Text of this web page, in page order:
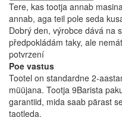
Tere, kas tootja annab
annab, aga teil pole seda
Dobrý den, výrobce dává na
předpokládám taky, ale
potvrzení
Poe vastus
Tootel on standardne 2-
müüjana. Tootja 9Barista
garantiid, mida saab pärast
taotleda.